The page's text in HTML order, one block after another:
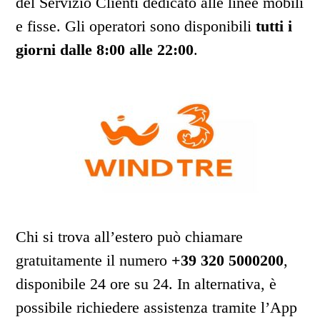
e fisse. Gli operatori sono disponibilitutti i
giorni dalle 8:00 alle 22:00.
Chi si trova all’estero può chiamare
gratuitamente il numero +39 320 5000200,
disponibile 24 ore su 24. In alternativa, è
possibile richiedere assistenza tramite l’App